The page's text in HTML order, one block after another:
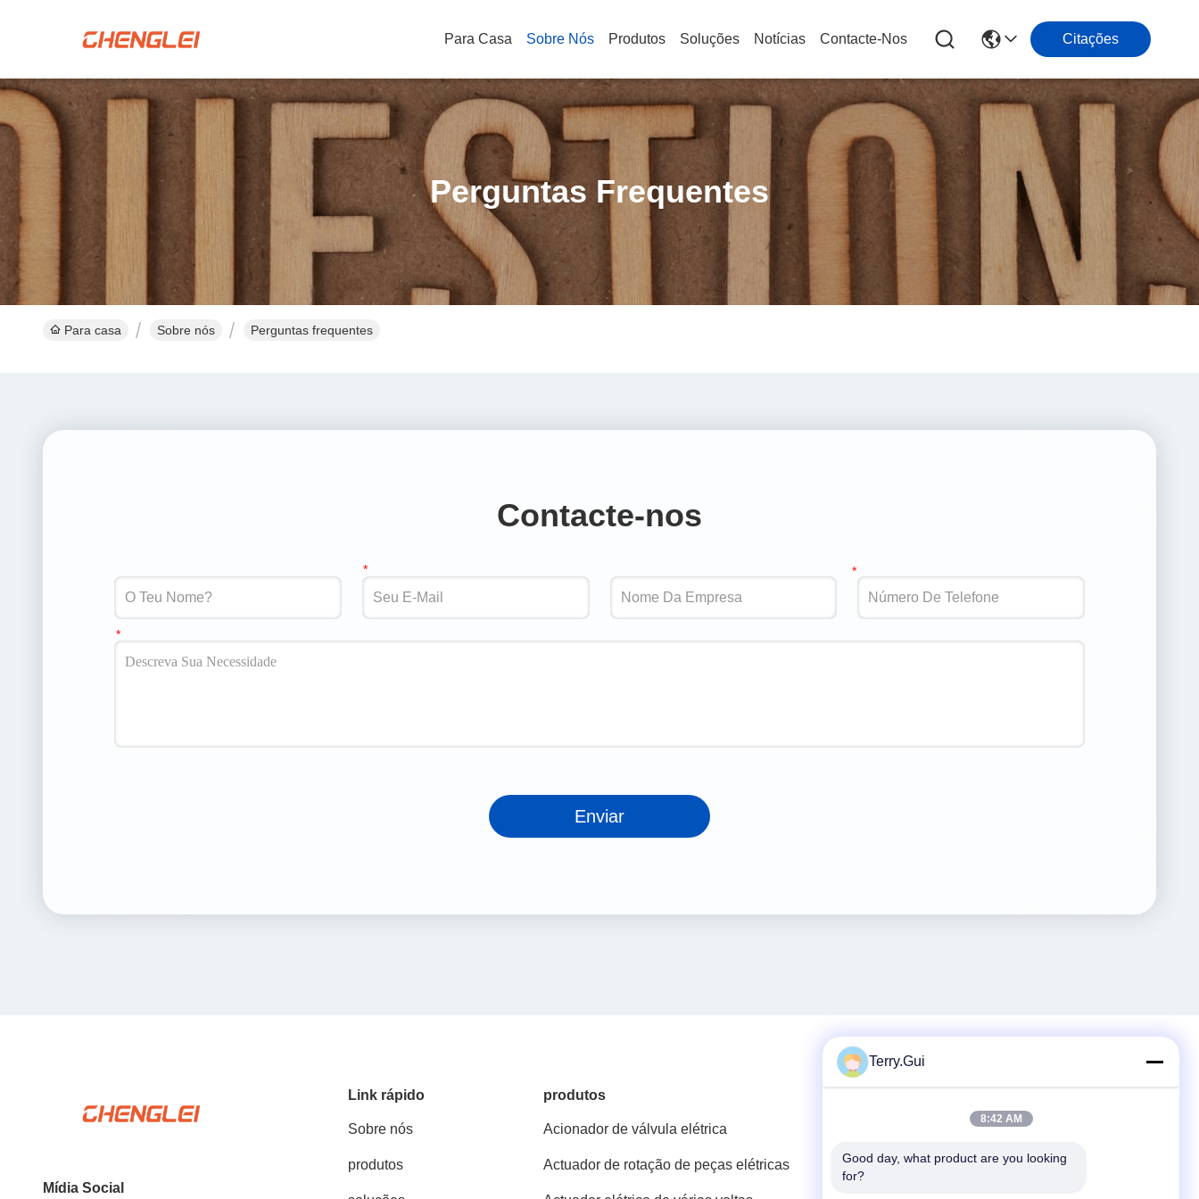
Para Casa Sobre Nós Produtos Soluções Notícias Contacte-Nos Citações
Perguntas Frequentes
Para casa Sobre nós Perguntas frequentes
Contacte-nos
Enviar
Mídia Social
Link rápido
Sobre nós
produtos
produtos
Acionador de válvula elétrica
Actuador de rotação de peças elétricas
86-519-8876-9153
Terry.Gui
8:42 AM
Good day, what product are you looking
for?